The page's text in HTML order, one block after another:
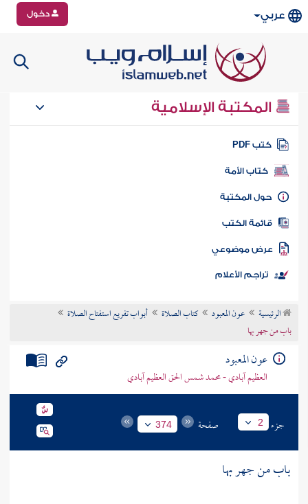
عربي دخول
المكتبة الإسلامية
كتب PDF
كتاب الأمة
المكتبة
الكتب
موضوعي
تراجم الأعلام
الرئيسية عون المعبود كتاب الصلاة
أبواب تفريع استفتاح الصلاة
باب من جهر بها
عون المعبود
العظيم آبادي - محمد شمس الحق العظيم آبادي
جزء 2 صفحة 374
باب من جهر بها